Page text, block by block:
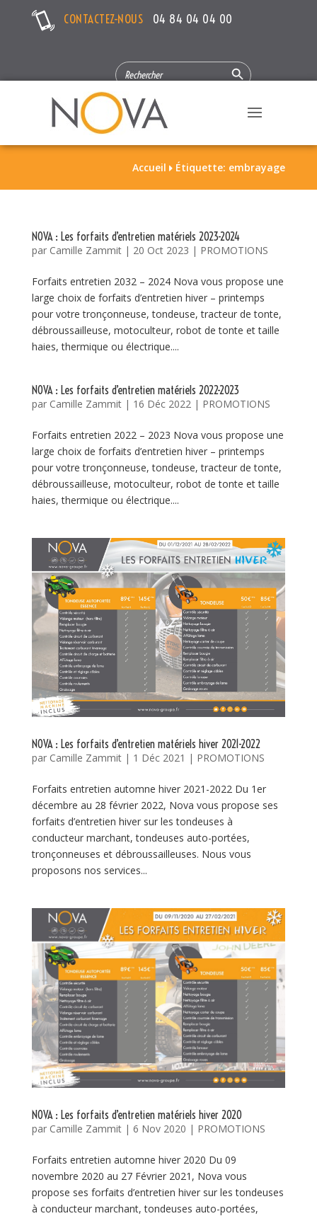
CONTACTEZ-NOUS 04 84 04 04 00
SEARCH
FOR:
Search Button
Accueil  Étiquette: embrayage
NOVA : Les forfaits d’entretien matériels 2023-2024
par Camille Zammit| 20 Oct 2023 | PROMOTIONS
Forfaits entretien 2032 – 2024 Nova vous propose une
large choix de forfaits d’entretien hiver – printemps
pour votre tronçonneuse, tondeuse, tracteur de tonte,
débroussailleuse, motoculteur, robot de tonte et taille
haies, thermique ou électrique....
NOVA : Les forfaits d’entretien matériels 2022-2023
par Camille Zammit| 16 Déc 2022| PROMOTIONS
Forfaits entretien 2022 – 2023 Nova vous propose une
large choix de forfaits d’entretien hiver – printemps
pour votre tronçonneuse, tondeuse, tracteur de tonte,
débroussailleuse, motoculteur, robot de tonte et taille
haies, thermique ou électrique....
NOVA : Les forfaits d’entretien matériels hiver 2021-2022
par Camille Zammit| 1 Déc 2021 | PROMOTIONS
Forfaits entretien automne hiver 2021-2022 Du 1er
décembre au 28 février 2022, Nova vous propose ses
forfaits d’entretien hiver sur les tondeuses à
conducteur marchant, tondeuses auto-portées,
tronçonneuses et débroussailleuses. Nous vous
proposons nos services...
NOVA : Les forfaits d’entretien matériels hiver 2020
par Camille Zammit| 6 Nov 2020 | PROMOTIONS
Forfaits entretien automne hiver 2020 Du 09
novembre 2020 au 27 Février 2021, Nova vous
propose ses forfaits d’entretien hiver sur les tondeuses
à conducteur marchant, tondeuses auto-portées,